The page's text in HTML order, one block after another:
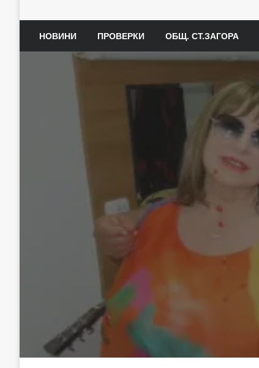
НОВИНИ ПРОВЕРКИ ОБЩ. СТ.ЗАГОРА